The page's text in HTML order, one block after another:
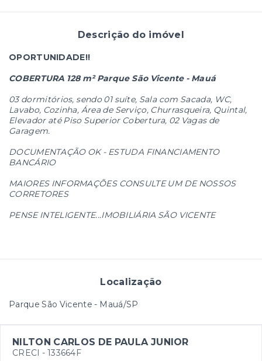
Descrição do imóvel
OPORTUNIDADE!!
COBERTURA 128 m² Parque São Vicente - Mauá
03 dormitórios, sendo 01 suíte, Sala com Sacada, WC,
Lavabo, Cozinha, Área de Serviço, Churrasqueira, Quintal,
Elevador até Piso Superior Cobertura, 02 Vagas de
Garagem.
DOCUMENTAÇÃO OK - ESTUDA FINANCIAMENTO
BANCÁRIO
MAIORES INFORMAÇÕES CONSULTE UM DE NOSSOS
CORRETORES
PENSE INTELIGENTE...IMOBILIÁRIA SÃO VICENTE
Localização
Parque São Vicente - Mauá/SP
NILTON CARLOS DE PAULA JUNIOR
CRECI - 133664F